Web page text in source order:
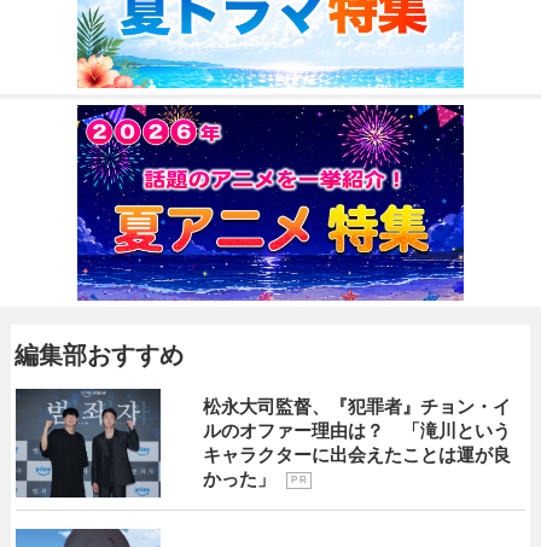
編集部おすすめ
松永大司監督、『犯罪者』チョン・イ
ルのオファー理由は？ 「滝川という
キャラクターに出会えたことは運が良
かった」
P R